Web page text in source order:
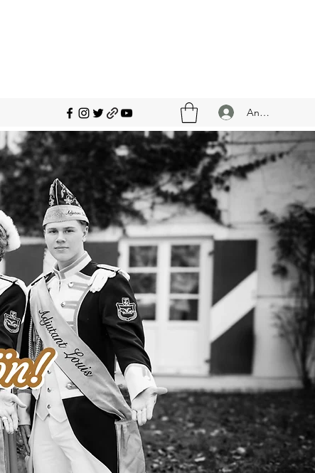
Anmelden